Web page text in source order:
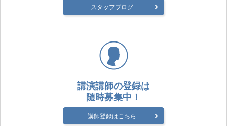
スタッフブログ
講演講師の登録は
随時募集中！
講師登録はこちら